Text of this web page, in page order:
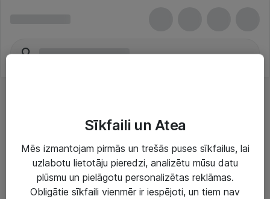
Risinājumi & Pakalpojumi
IT serviss un atbalsts
Sīkfaili un Atea
Mēs izmantojam pirmās un trešās puses sīkfailus, lai
uzlabotu lietotāju pieredzi, analizētu mūsu datu
plūsmu un pielāgotu personalizētas reklāmas.
Obligātie sīkfaili vienmēr ir iespējoti, un tiem nav